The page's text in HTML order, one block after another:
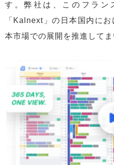
す。弊社は、このフラン
「Kalnext」の日本国内に
本市場での展開を推進してま